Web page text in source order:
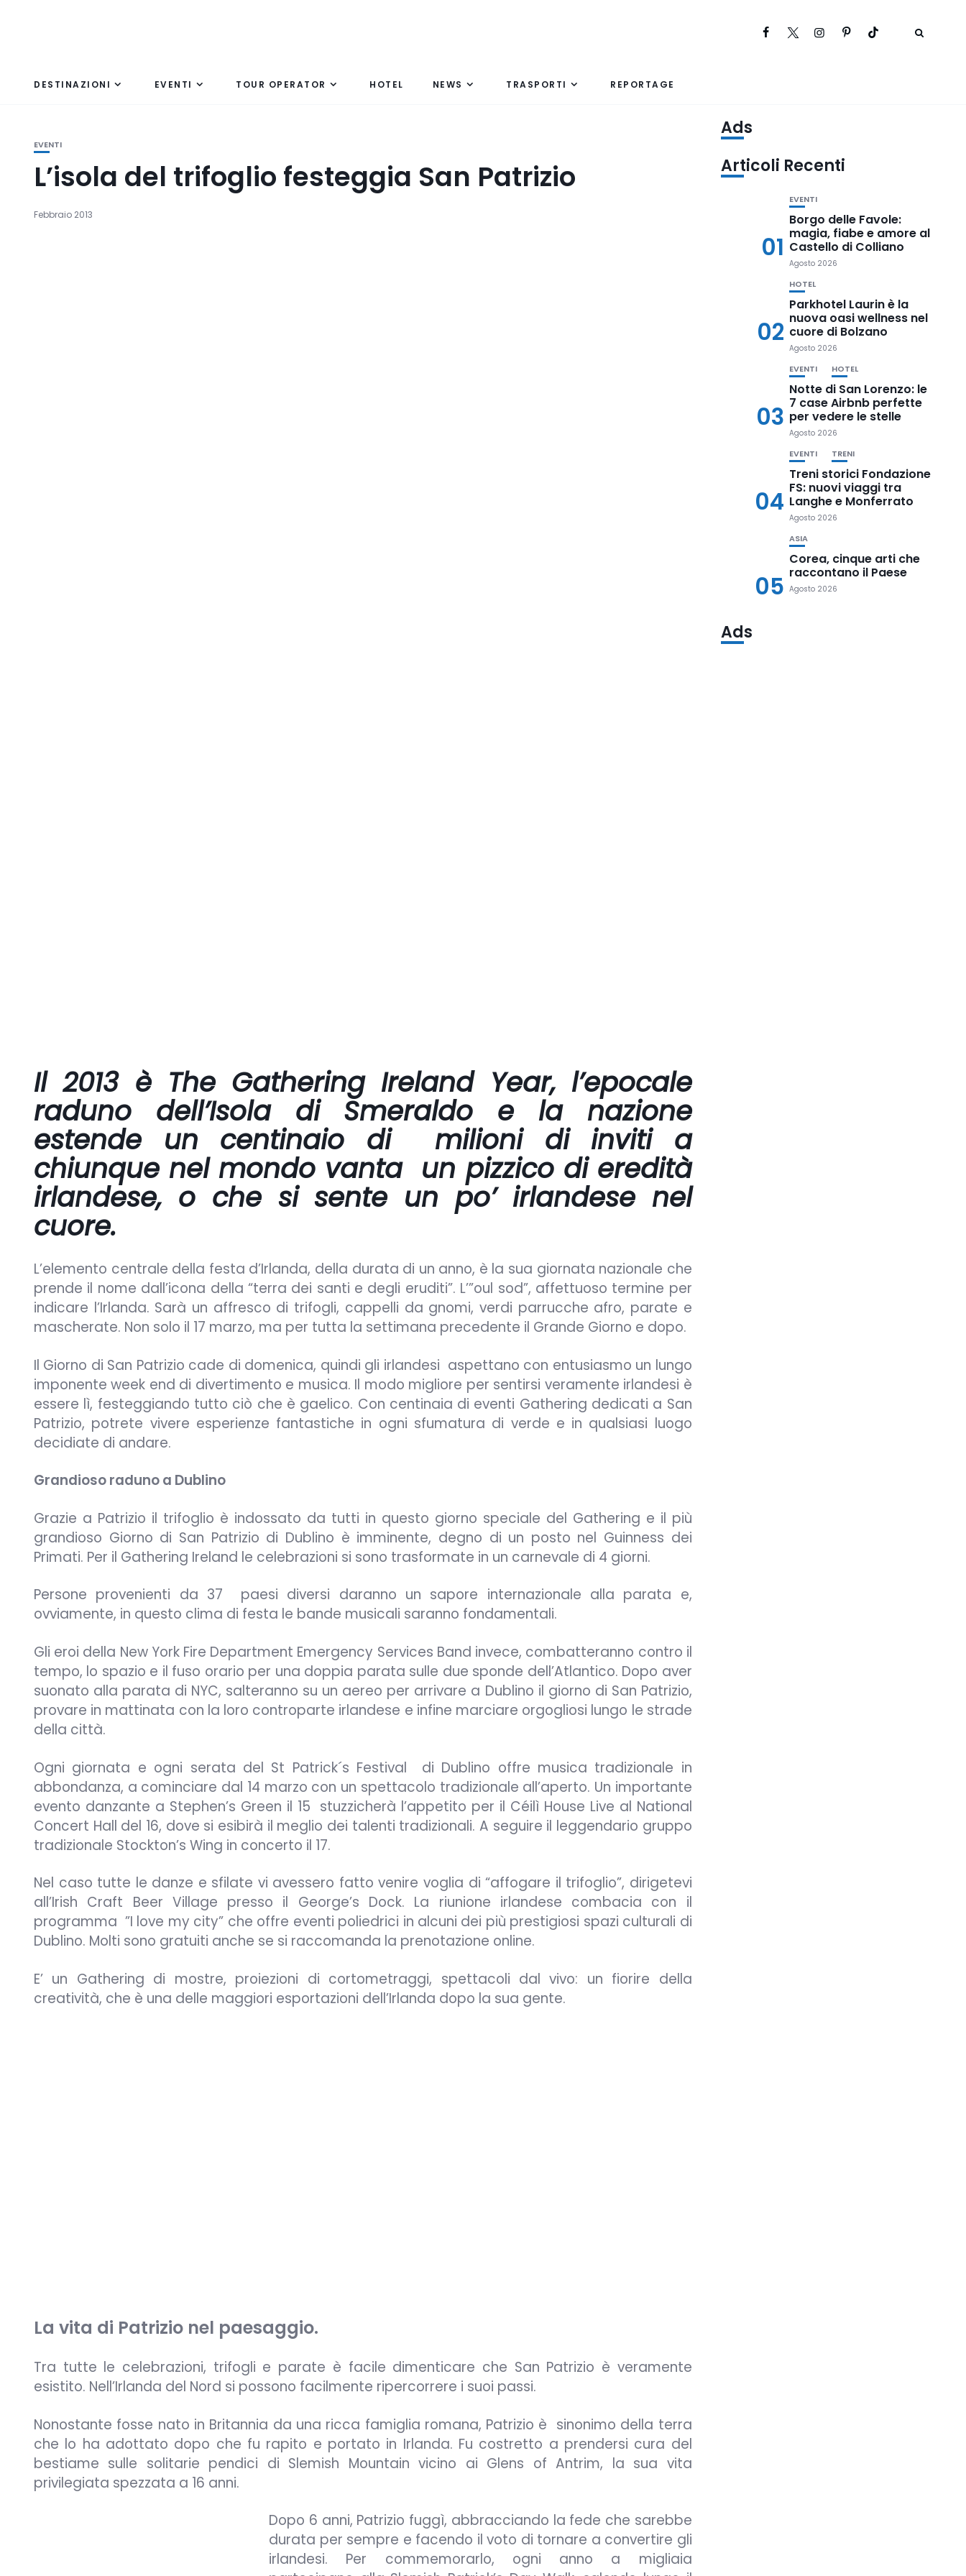
DESTINAZIONI EVENTI TOUR OPERATOR HOTEL NEWS TRASPORTI REPORTAGE
EVENTI
L’isola del trifoglio festeggia San Patrizio
Febbraio 2013
Il 2013 è The Gathering Ireland Year, l’epocale
raduno dell’Isola di Smeraldo e la nazione
estende un centinaio di milioni di inviti a
chiunque nel mondo vanta un pizzico di eredità
irlandese, o che si sente un po’ irlandese nel
cuore.
L’elemento centrale della festa d’Irlanda, della durata di un anno, è la sua giornata nazionale che
prende il nome dall’icona della “terra dei santi e degli eruditi”. L’”oul sod”, affettuoso termine per
indicare l’Irlanda. Sarà un affresco di trifogli, cappelli da gnomi, verdi parrucche afro, parate e
mascherate. Non solo il 17 marzo, ma per tutta la settimana precedente il Grande Giorno e dopo.
Il Giorno di San Patrizio cade di domenica, quindi gli irlandesi aspettano con entusiasmo un lungo
imponente week end di divertimento e musica. Il modo migliore per sentirsi veramente irlandesi è
essere lì, festeggiando tutto ciò che è gaelico. Con centinaia di eventi Gathering dedicati a San
Patrizio, potrete vivere esperienze fantastiche in ogni sfumatura di verde e in qualsiasi luogo
decidiate di andare.
Grandioso raduno a Dublino
Grazie a Patrizio il trifoglio è indossato da tutti in questo giorno speciale del Gathering e il più
grandioso Giorno di San Patrizio di Dublino è imminente, degno di un posto nel Guinness dei
Primati. Per il Gathering Ireland le celebrazioni si sono trasformate in un carnevale di 4 giorni.
Persone provenienti da 37 paesi diversi daranno un sapore internazionale alla parata e,
ovviamente, in questo clima di festa le bande musicali saranno fondamentali.
Gli eroi della New York Fire Department Emergency Services Band invece, combatteranno contro il
tempo, lo spazio e il fuso orario per una doppia parata sulle due sponde dell’Atlantico. Dopo aver
suonato alla parata di NYC, salteranno su un aereo per arrivare a Dublino il giorno di San Patrizio,
provare in mattinata con la loro controparte irlandese e infine marciare orgogliosi lungo le strade
della città.
Ogni giornata e ogni serata del St Patrick´s Festival di Dublino offre musica tradizionale in
abbondanza, a cominciare dal 14 marzo con un spettacolo tradizionale all’aperto. Un importante
evento danzante a Stephen’s Green il 15 stuzzicherà l’appetito per il Céilì House Live al National
Concert Hall del 16, dove si esibirà il meglio dei talenti tradizionali. A seguire il leggendario gruppo
tradizionale Stockton’s Wing in concerto il 17.
Nel caso tutte le danze e sfilate vi avessero fatto venire voglia di “affogare il trifoglio”, dirigetevi
all’Irish Craft Beer Village presso il George’s Dock. La riunione irlandese combacia con il
programma ”I love my city” che offre eventi poliedrici in alcuni dei più prestigiosi spazi culturali di
Dublino. Molti sono gratuiti anche se si raccomanda la prenotazione online.
E’ un Gathering di mostre, proiezioni di cortometraggi, spettacoli dal vivo: un fiorire della
creatività, che è una delle maggiori esportazioni dell’Irlanda dopo la sua gente.
La vita di Patrizio nel paesaggio.
Tra tutte le celebrazioni, trifogli e parate è facile dimenticare che San Patrizio è veramente
esistito. Nell’Irlanda del Nord si possono facilmente ripercorrere i suoi passi.
Nonostante fosse nato in Britannia da una ricca famiglia romana, Patrizio è sinonimo della terra
che lo ha adottato dopo che fu rapito e portato in Irlanda. Fu costretto a prendersi cura del
bestiame sulle solitarie pendici di Slemish Mountain vicino ai Glens of Antrim, la sua vita
privilegiata spezzata a 16 anni.
Dopo 6 anni, Patrizio fuggì, abbracciando la fede che sarebbe
durata per sempre e facendo il voto di tornare a convertire gli
irlandesi. Per commemorarlo, ogni anno a migliaia
Ads
Articoli Recenti
01
EVENTI
Borgo delle Favole:
magia, fiabe e amore al
Castello di Colliano
Agosto 2026
02
HOTEL
Parkhotel Laurin è la
nuova oasi wellness nel
cuore di Bolzano
Agosto 2026
03
EVENTI HOTEL
Notte di San Lorenzo: le
7 case Airbnb perfette
per vedere le stelle
Agosto 2026
04
EVENTI TRENI
Treni storici Fondazione
FS: nuovi viaggi tra
Langhe e Monferrato
Agosto 2026
05
ASIA
Corea, cinque arti che
raccontano il Paese
Agosto 2026
Ads